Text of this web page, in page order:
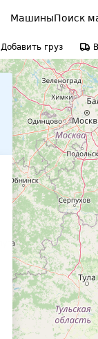
МашиныПоиск
Добавить груз